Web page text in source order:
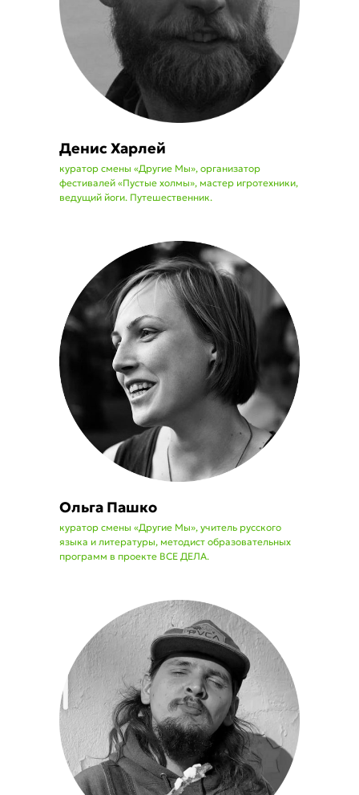
Денис Харлей
куратор смены «Другие Мы», организатор
фестивалей «Пустые холмы», мастер игротехники,
ведущий йоги. Путешественник.
Ольга Пашко
куратор смены «Другие Мы», учитель русского
языка и литературы, методист образовательных
программ в проекте ВСЕ ДЕЛА.